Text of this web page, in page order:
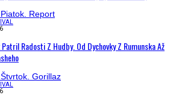
Radosti Z Hudby. Od Dychovky Z Rumunska Až